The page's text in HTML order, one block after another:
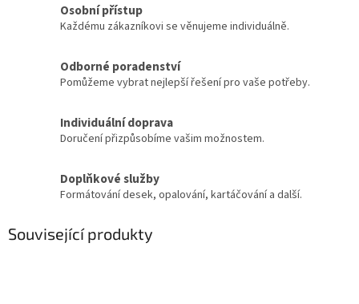
Osobní přístup
Každému zákazníkovi se věnujeme individuálně.
Odborné poradenství
Pomůžeme vybrat nejlepší řešení pro vaše potřeby.
Individuální doprava
Doručení přizpůsobíme vašim možnostem.
Doplňkové služby
Formátování desek, opalování, kartáčování a další.
Související produkty